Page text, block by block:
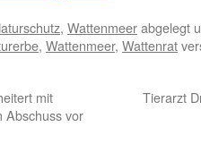
, Wattenmeerabgelegt
, Wattenmeer, Wattenrat
mit
Abschuss vor
Tierarzt